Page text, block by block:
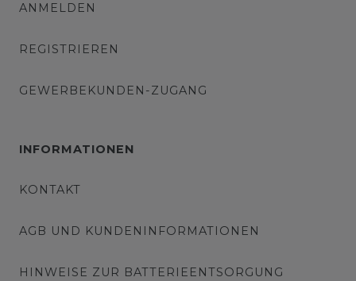
ANMELDEN
REGISTRIEREN
GEWERBEKUNDEN-ZUGANG
INFORMATIONEN
KONTAKT
AGB UND KUNDENINFORMATIONEN
HINWEISE ZUR BATTERIEENTSORGUNG